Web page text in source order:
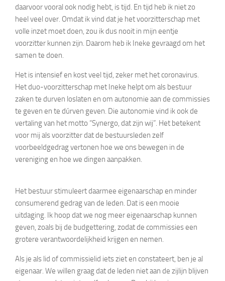
daarvoor vooral ook nodig hebt, is tijd. En tijd heb ik niet zo
heel veel over. Omdat ik vind dat je het voorzitterschap met
volle inzet moet doen, zou ik dus nooit in mijn eentje
voorzitter kunnen zijn. Daarom heb ik Ineke gevraagd om het
samen te doen.
Het is intensief en kost veel tijd, zeker met het coronavirus.
Het duo-voorzitterschap met Ineke helpt om als bestuur
zaken te durven loslaten en om autonomie aan de commissies
te geven en te dúrven geven. Die autonomie vind ik ook de
vertaling van het motto “Synergo, dat zijn wij”. Het betekent
voor mij als voorzitter dat de bestuursleden zelf
voorbeeldgedrag vertonen hoe we ons bewegen in de
vereniging en hoe we dingen aanpakken.
Het bestuur stimuleert daarmee eigenaarschap en minder
consumerend gedrag van de leden. Dat is een mooie
uitdaging. Ik hoop dat we nog meer eigenaarschap kunnen
geven, zoals bij de budgettering, zodat de commissies een
grotere verantwoordelijkheid krijgen en nemen.
Als je als lid of commissielid iets ziet en constateert, ben je al
eigenaar. We willen graag dat de leden niet aan de zijlijn blijven